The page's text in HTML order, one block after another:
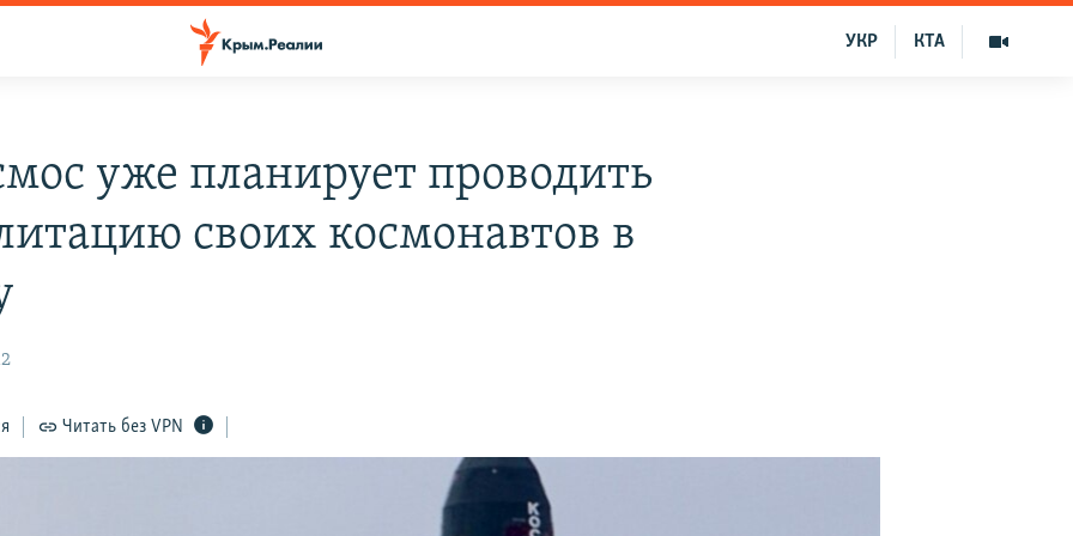
КТА
УКР
уже планирует проводить
своих космонавтов в
Читать без VPN